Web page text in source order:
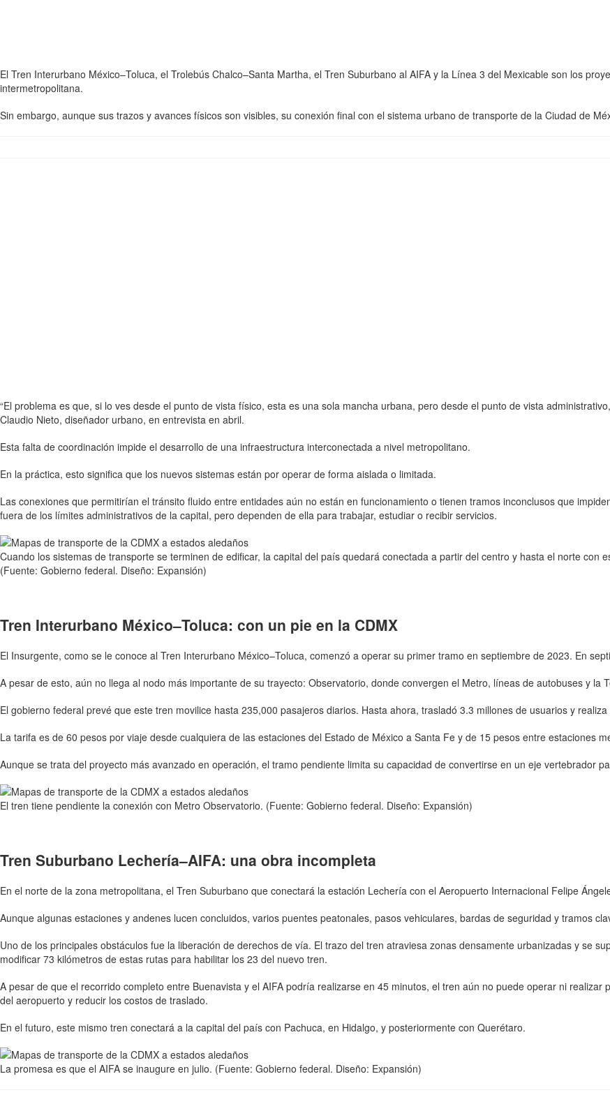
El Tren Interurbano México–Toluca, el Trolebús Chalco–Santa Martha, el Tren Suburbano al AIFA y la Línea 3 del Mexicable son los
intermetropolitana.
Sin embargo, aunque sus trazos y avances físicos son visibles, su conexión final con el sistema urbano de transporte de la Ciudad de
“El problema es que, si lo ves desde el punto de vista físico, esta es una sola mancha urbana, pero desde el punto de vista
Claudio Nieto, diseñador urbano, en entrevista en abril.
Esta falta de coordinación impide el desarrollo de una infraestructura interconectada a nivel metropolitano.
En la práctica, esto significa que los nuevos sistemas están por operar de forma aislada o limitada.
Las conexiones que permitirían el tránsito fluido entre entidades aún no están en funcionamiento o tienen tramos inconclusos que
fuera de los límites administrativos de la capital, pero dependen de ella para trabajar, estudiar o recibir servicios.
Cuando los sistemas de transporte se terminen de edificar, la capital del país quedará conectada a partir del centro y hasta el norte con
(Fuente: Gobierno federal. Diseño: Expansión)
Tren Interurbano México–Toluca: con un pie en la CDMX
El Insurgente, como se le conoce al Tren Interurbano México–Toluca, comenzó a operar su primer tramo en septiembre de 2023. En
A pesar de esto, aún no llega al nodo más importante de su trayecto: Observatorio, donde convergen el Metro, líneas de autobuses y la
El gobierno federal prevé que este tren movilice hasta 235,000 pasajeros diarios. Hasta ahora, trasladó 3.3 millones de usuarios y
La tarifa es de 60 pesos por viaje desde cualquiera de las estaciones del Estado de México a Santa Fe y de 15 pesos entre estaciones
Aunque se trata del proyecto más avanzado en operación, el tramo pendiente limita su capacidad de convertirse en un eje vertebrador
El tren tiene pendiente la conexión con Metro Observatorio. (Fuente: Gobierno federal. Diseño: Expansión)
Tren Suburbano Lechería–AIFA: una obra incompleta
En el norte de la zona metropolitana, el Tren Suburbano que conectará la estación Lechería con el Aeropuerto Internacional Felipe
Aunque algunas estaciones y andenes lucen concluidos, varios puentes peatonales, pasos vehiculares, bardas de seguridad y tramos
Uno de los principales obstáculos fue la liberación de derechos de vía. El trazo del tren atraviesa zonas densamente urbanizadas y se
modificar 73 kilómetros de estas rutas para habilitar los 23 del nuevo tren.
A pesar de que el recorrido completo entre Buenavista y el AIFA podría realizarse en 45 minutos, el tren aún no puede operar ni
del aeropuerto y reducir los costos de traslado.
En el futuro, este mismo tren conectará a la capital del país con Pachuca, en Hidalgo, y posteriormente con Querétaro.
La promesa es que el AIFA se inaugure en julio. (Fuente: Gobierno federal. Diseño: Expansión)